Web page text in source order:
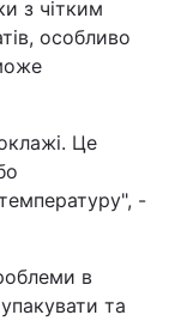
з чітким
особливо
Це
-
в
та